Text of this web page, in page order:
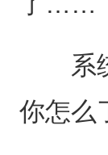
系统
你怎么